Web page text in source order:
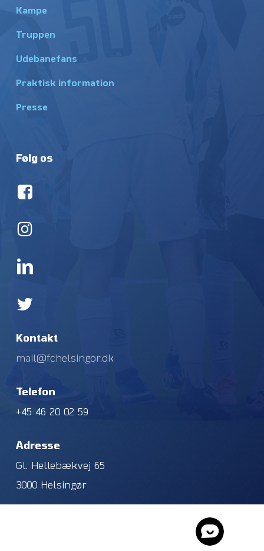
Kampe
Truppen
Udebanefans
Praktisk information
Presse
Følg os
Kontakt
mail@fchelsingor.dk
Telefon
+45 46 20 02 59
Adresse
Gl. Hellebækvej 65
3000 Helsingør